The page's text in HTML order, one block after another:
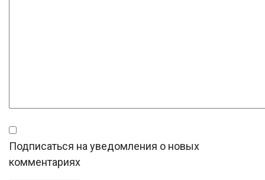
Подписаться на уведомления о новых
комментариях